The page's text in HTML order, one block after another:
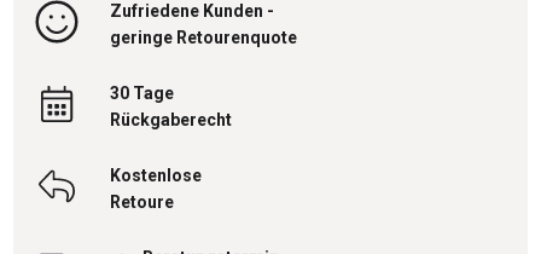
Zufriedene Kunden -
geringe Retourenquote
30 Tage
Rückgaberecht
Kostenlose
Retoure